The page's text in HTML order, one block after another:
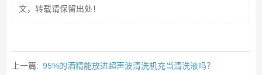
文，转载请保留出处！
上一篇: 95%的酒精能放进超声波清洗机充当清洗液吗？